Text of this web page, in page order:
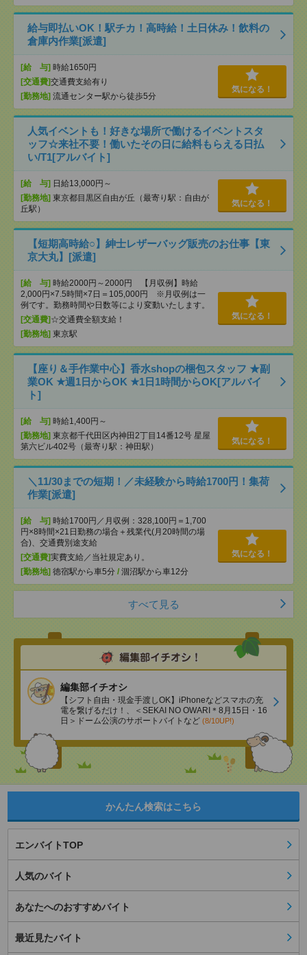
給与即払いOK！駅チカ！高時給！土日休み！飲料の
倉庫内作業[派遣]
[給 与] 時給1650円
[交通費]交通費支給有り
[勤務地] 流通センター駅から徒歩5分
気になる！
人気イベントも！好きな場所で働けるイベントスタ
ッフ☆来社不要！働いたその日に給料もらえる日払
い/T1[アルバイト]
[給 与] 日給13,000円～
[勤務地] 東京都目黒区自由が丘（最寄り駅：自由が
丘駅）
気になる！
【短期高時給○】紳士レザーバッグ販売のお仕事【東
京大丸】[派遣]
[給 与] 時給2000円～2000円 【月収例】時給
2,000円×7.5時間×7日＝105,000円 ※月収例は一
例です。勤務時間や日数等により変動いたします。
[交通費]☆交通費全額支給！
[勤務地] 東京駅
気になる！
【座り＆手作業中心】香水shopの梱包スタッフ ★副
業OK ★週1日からOK ★1日1時間からOK[アルバイ
ト]
[給 与] 時給1,400円～
[勤務地] 東京都千代田区内神田2丁目14番12号 星屋
第六ビル402号（最寄り駅：神田駅）
気になる！
＼11/30までの短期！／未経験から時給1700円！集荷
作業[派遣]
[給 与] 時給1700円／月収例：328,100円＝1,700
円×8時間×21日勤務の場合＋残業代(月20時間の場
合)、交通費別途支給
[交通費]実費支給／当社規定あり。
[勤務地] 徳宿駅から車5分 / 涸沼駅から車12分
気になる！
すべて見る
編集部イチオシ
【シフト自由・現金手渡しOK】iPhoneなどスマホの充
電を繋げるだけ！、＜SEKAI NO OWARI＊8月15日・16
日＞ドーム公演のサポートバイトなど (8/10UP!)
かんたん検索はこちら
エンバイトTOP
人気のバイト
あなたへのおすすめバイト
最近見たバイト